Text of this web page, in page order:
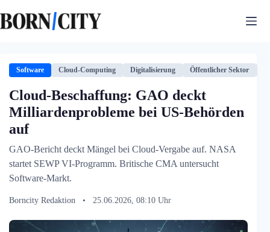
Inhalt
springen
Software Cloud-Computing Digitalisierung Öffentlicher Sektor
Cloud-Beschaffung: GAO deckt
Milliardenprobleme bei US-Behörden
auf
GAO-Bericht deckt Mängel bei Cloud-Vergabe auf. NASA
startet SEWP VI-Programm. Britische CMA untersucht
Software-Markt.
Borncity Redaktion • 25.06.2026, 08:10 Uhr